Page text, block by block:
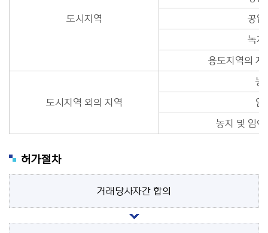
도시지역
공업
녹지
용도지역의 지
도시지역 외의 지역
농
임
농지 및 임
허가절차
거래당사자간 합의